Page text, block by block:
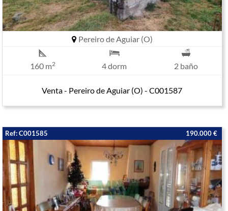
Pereiro de Aguiar (O)
160 m2 4 dorm 2 baño
Venta - Pereiro de Aguiar (O) - C001587
Ref: C001585 190.000 €